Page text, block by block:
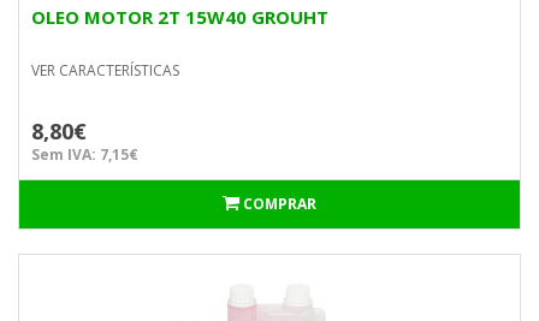
OLEO MOTOR 2T 15W40 GROUHT
VER CARACTERÍSTICAS
8,80€
Sem IVA: 7,15€
COMPRAR